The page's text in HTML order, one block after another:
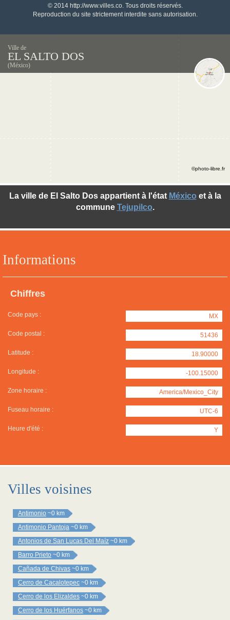
© 2014 http://www.villes.co. Tous droits réservés.
Reproduction du site strictement interdite sans autorisation.
Ville de
EL SALTO DOS
(México)
Informations
Chiffres
Code pays : MX
Code postal : 51436
Latitude : 18.90000
Longitude : -100.15000
Zone horaire : America/Mexico_City
Fuseau horaire : UTC-6
Heure d'été : Y
La ville de El Salto Dos appartient à l'état México et à la
commune Tejupilco.
©photo-libre.fr
Villes voisines
Antimonio ~0 km
Antimonio Pantoja ~0 km
Antonios de San Lucas Del Maíz ~0 km
Barro Prieto ~0 km
Cañada de Chivas ~0 km
Cerro de Cacalotepec ~0 km
Cerro de los Elizaldes ~0 km
Cerro de los Huérfanos ~0 km